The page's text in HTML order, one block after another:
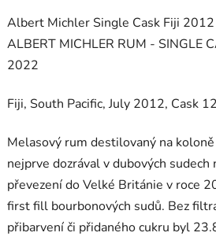
Albert Michler Single Cask Fiji
ALBERT MICHLER RUM - SINGLE
2022
Fiji, South Pacific, July 2012, Cask 12
Melasový rum destilovaný na
nejprve dozrával v dubových sudech
převezení do Velké Británie v roce
first fill bourbonových sudů. Bez
přibarvení či přidaného cukru byl